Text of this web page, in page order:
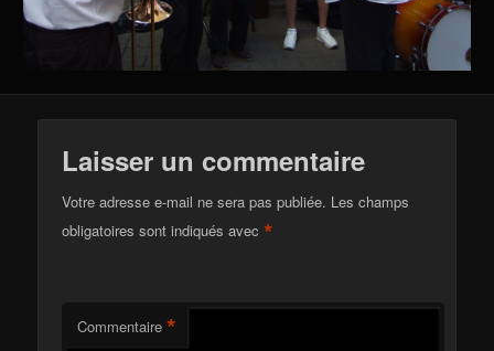
Laisser un commentaire
Votre adresse e-mail ne sera pas publiée. Les champs
obligatoires sont indiqués avec*
Commentaire *